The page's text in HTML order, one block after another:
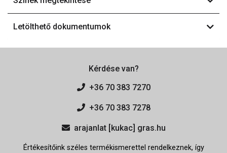
Letölthető dokumentumok
Kérdése van?
+36 70 383 7270
+36 70 383 7278
arajanlat [kukac] gras.hu
Értékesítőink széles termékismerettel rendelkeznek, így